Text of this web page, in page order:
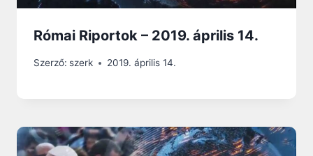
Római Riportok – 2019. április 14.
Szerző: szerk 2019. április 14.